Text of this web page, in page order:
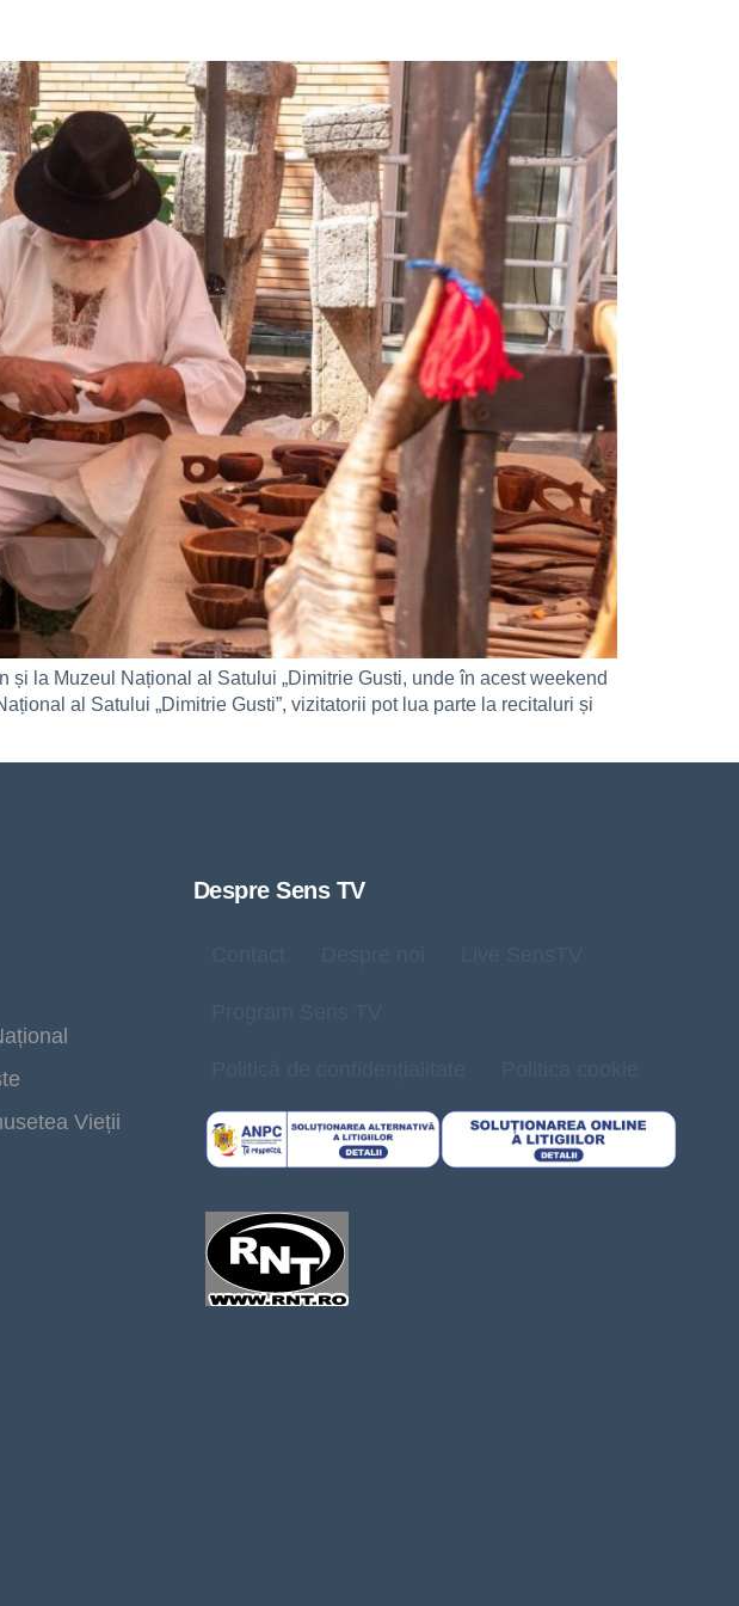
la Muzeul Național al Satului „Dimitrie Gusti, unde în acest weekend
al Satului „Dimitrie Gusti”, vizitatorii pot lua parte la recitaluri și
Vieții
Despre Sens TV